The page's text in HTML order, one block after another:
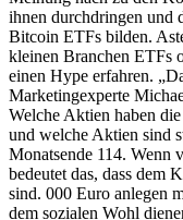
ihnen durchdringen und
Bitcoin ETFs bilden.
klei­nen Bran­chen ETFs
einen Hype er­fah­ren.
Marketingexperte
Welche Aktien haben
und welche Aktien sind
Monatsende 114. Wenn
bedeutet das, dass dem
sind. 000 Euro anlegen
dem sozialen Wohl